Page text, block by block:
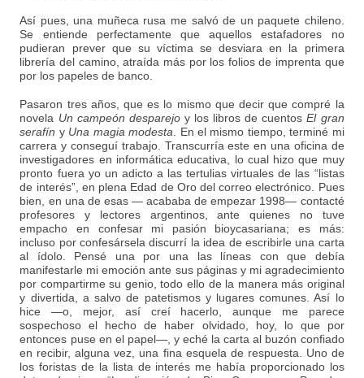
Así pues, una muñeca rusa me salvó de un paquete chileno.
Se entiende perfectamente que aquellos estafadores no
pudieran prever que su víctima se desviara en la primera
librería del camino, atraída más por los folios de imprenta que
por los papeles de banco.
Pasaron tres años, que es lo mismo que decir que compré la
novela Un campeón desparejoy los libros de cuentosEl gran
serafín y Una magia modesta . En el mismo tiempo, terminé mi
carrera y conseguí trabajo. Transcurría este en una oficina de
investigadores en informática educativa, lo cual hizo que muy
pronto fuera yo un adicto a las tertulias virtuales de las “listas
de interés”, en plena Edad de Oro del correo electrónico. Pues
bien, en una de esas — acababa de empezar 1998— contacté
profesores y lectores argentinos, ante quienes no tuve
empacho en confesar mi pasión bioycasariana; es más:
incluso por confesársela discurrí la idea de escribirle una carta
al ídolo. Pensé una por una las líneas con que debía
manifestarle mi emoción ante sus páginas y mi agradecimiento
por compartirme su genio, todo ello de la manera más original
y divertida, a salvo de patetismos y lugares comunes. Así lo
hice —o, mejor, así creí hacerlo, aunque me parece
sospechoso el hecho de haber olvidado, hoy, lo que por
entonces puse en el papel—, y eché la carta al buzón confiado
en recibir, alguna vez, una fina esquela de respuesta. Uno de
los foristas de la lista de interés me había proporcionado los